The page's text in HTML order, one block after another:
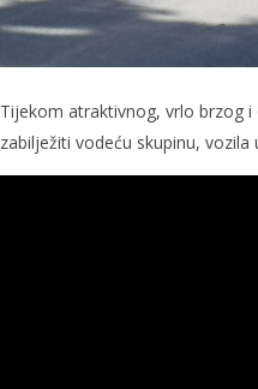
Tijekom atraktivnog, vrlo brzog
zabilježiti vodeću skupinu,